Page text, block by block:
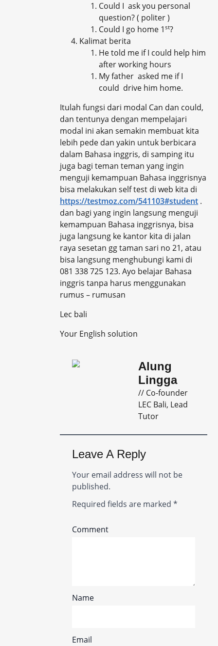
Could I ask you personal
question? ( politer )
Could I go home 1st?
Kalimat berita
He told me if I could help him
after working hours
My father asked me if I
could drive him home.
Itulah fungsi dari modal Can dan could,
dan tentunya dengan mempelajari
modal ini akan semakin membuat kita
lebih pede dan yakin untuk berbicara
dalam Bahasa inggris, di samping itu
juga bagi teman teman yang ingin
menguji kemampuan Bahasa inggrisnya
bisa melakukan self test di web kita di
https://testmoz.com/541103#student .
dan bagi yang ingin langsung menguji
kemampuan Bahasa inggrisnya, bisa
juga langsung ke kantor kita di jalan
raya sesetan gg taman sari no 21, atau
bisa langsung menghubungi kami di
081 338 725 123. Ayo belajar Bahasa
inggris tanpa harus menggunakan
rumus – rumusan
Lec bali
Your English solution
Alung
Lingga
// Co-founder
LEC Bali, Lead
Tutor
Leave A Reply
Your email address will not be
published.
Required fields are marked*
Comment
Name
Email